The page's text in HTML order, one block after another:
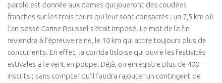
parole est donnée aux dames qui joueront des coudées
franches sur les trois tours qui leur sont consacrés : un 7,5 km où
l’an passé Carine Roussel s’était imposé. Le mot de la fin
reviendra à l’épreuve reine, le 10 km qui attire toujours plus de
concurrents. En effet, la corrida lisloise qui ouvre les festivités
estivales a le vent en poupe. Déjà, on enregistre plus de 400
inscrits ; sans compter qu’il faudra rajouter un contingent de